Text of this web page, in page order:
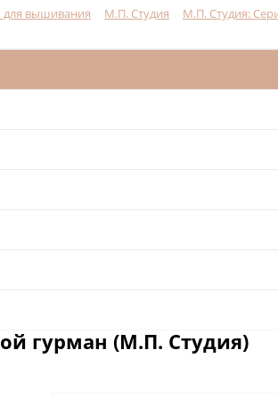
вышивания М.П. Студия М.П. Студия:
гурман (М.П. Студия)